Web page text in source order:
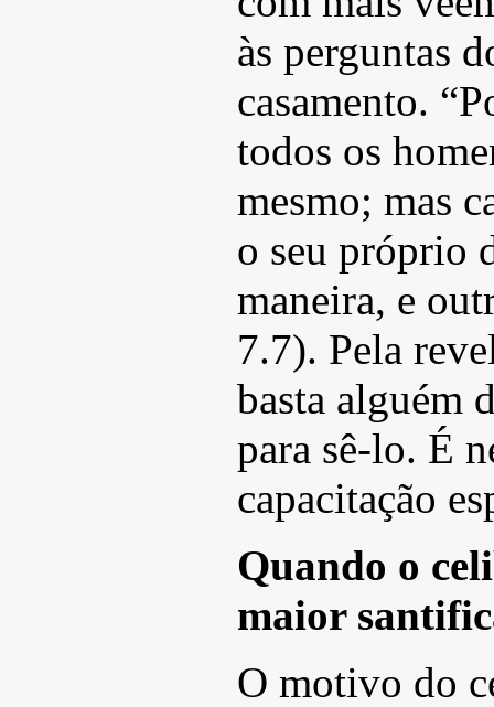
às perguntas
casamento.
todos os
mesmo; mas
o seu próprio
maneira, e
7.7). Pela
basta alguém
para sê-lo. É
capacitação
Quando o
maior
O motivo do